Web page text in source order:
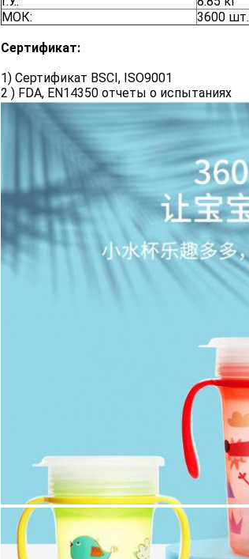
МОК:
3600 шт.
Сертификат:
1) Сертификат BSCI, ISO9001
2 ) FDA, EN14350 отчеты о испытаниях